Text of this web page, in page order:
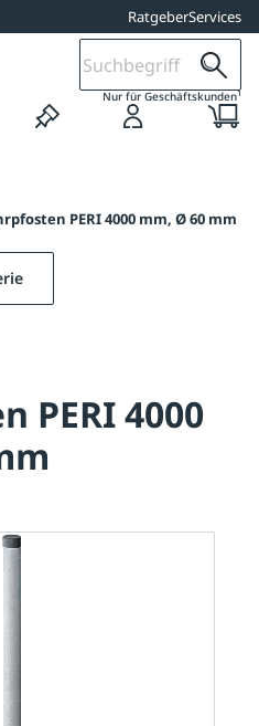
RatgeberServices
Nur für Geschäftskunden1
PERI 4000 mm, Ø 60 mm
PERI 4000